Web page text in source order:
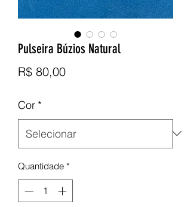
Pulseira Búzios Natural
R$ 80,00Preço
Cor *
Quantidade *